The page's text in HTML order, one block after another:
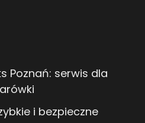
Poznań: serwis dla
i bezpieczne